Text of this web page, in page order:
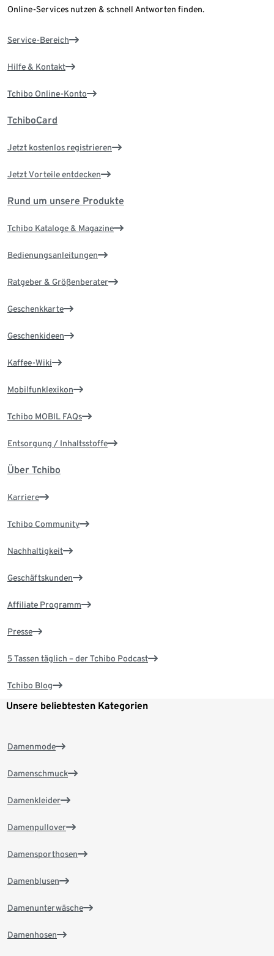
Online-Services nutzen & schnell Antworten finden.
Service-Bereich
Hilfe & Kontakt
Tchibo Online-Konto
TchiboCard
Jetzt kostenlos registrieren
Jetzt Vorteile entdecken
Rund um unsere Produkte
Tchibo Kataloge & Magazine
Bedienungsanleitungen
Ratgeber & Größenberater
Geschenkkarte
Geschenkideen
Kaffee-Wiki
Mobilfunklexikon
Tchibo MOBIL FAQs
Entsorgung / Inhaltsstoffe
Über Tchibo
Karriere
Tchibo Community
Nachhaltigkeit
Geschäftskunden
Affiliate Programm
Presse
5 Tassen täglich – der Tchibo Podcast
Tchibo Blog
Unsere beliebtesten Kategorien
Damenmode
Damenschmuck
Damenkleider
Damenpullover
Damensporthosen
Damenblusen
Damenunterwäsche
Damenhosen